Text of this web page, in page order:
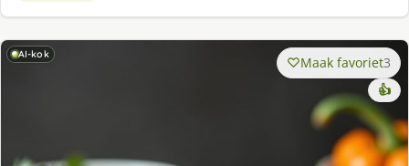
AI-kok Maak favoriet3
👍